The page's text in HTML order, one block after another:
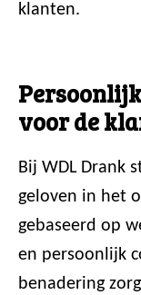
klanten.
voor de
Bij WDL Drank
geloven in het
gebaseerd op
en persoonlijk
benadering